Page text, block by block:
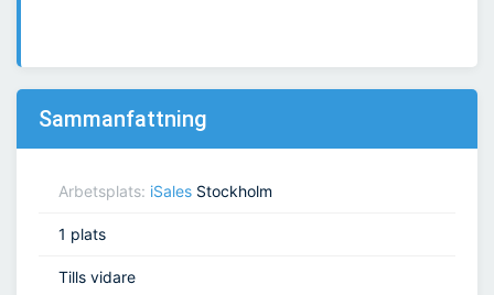
Sammanfattning
Arbetsplats: iSales Stockholm
1 plats
Tills vidare